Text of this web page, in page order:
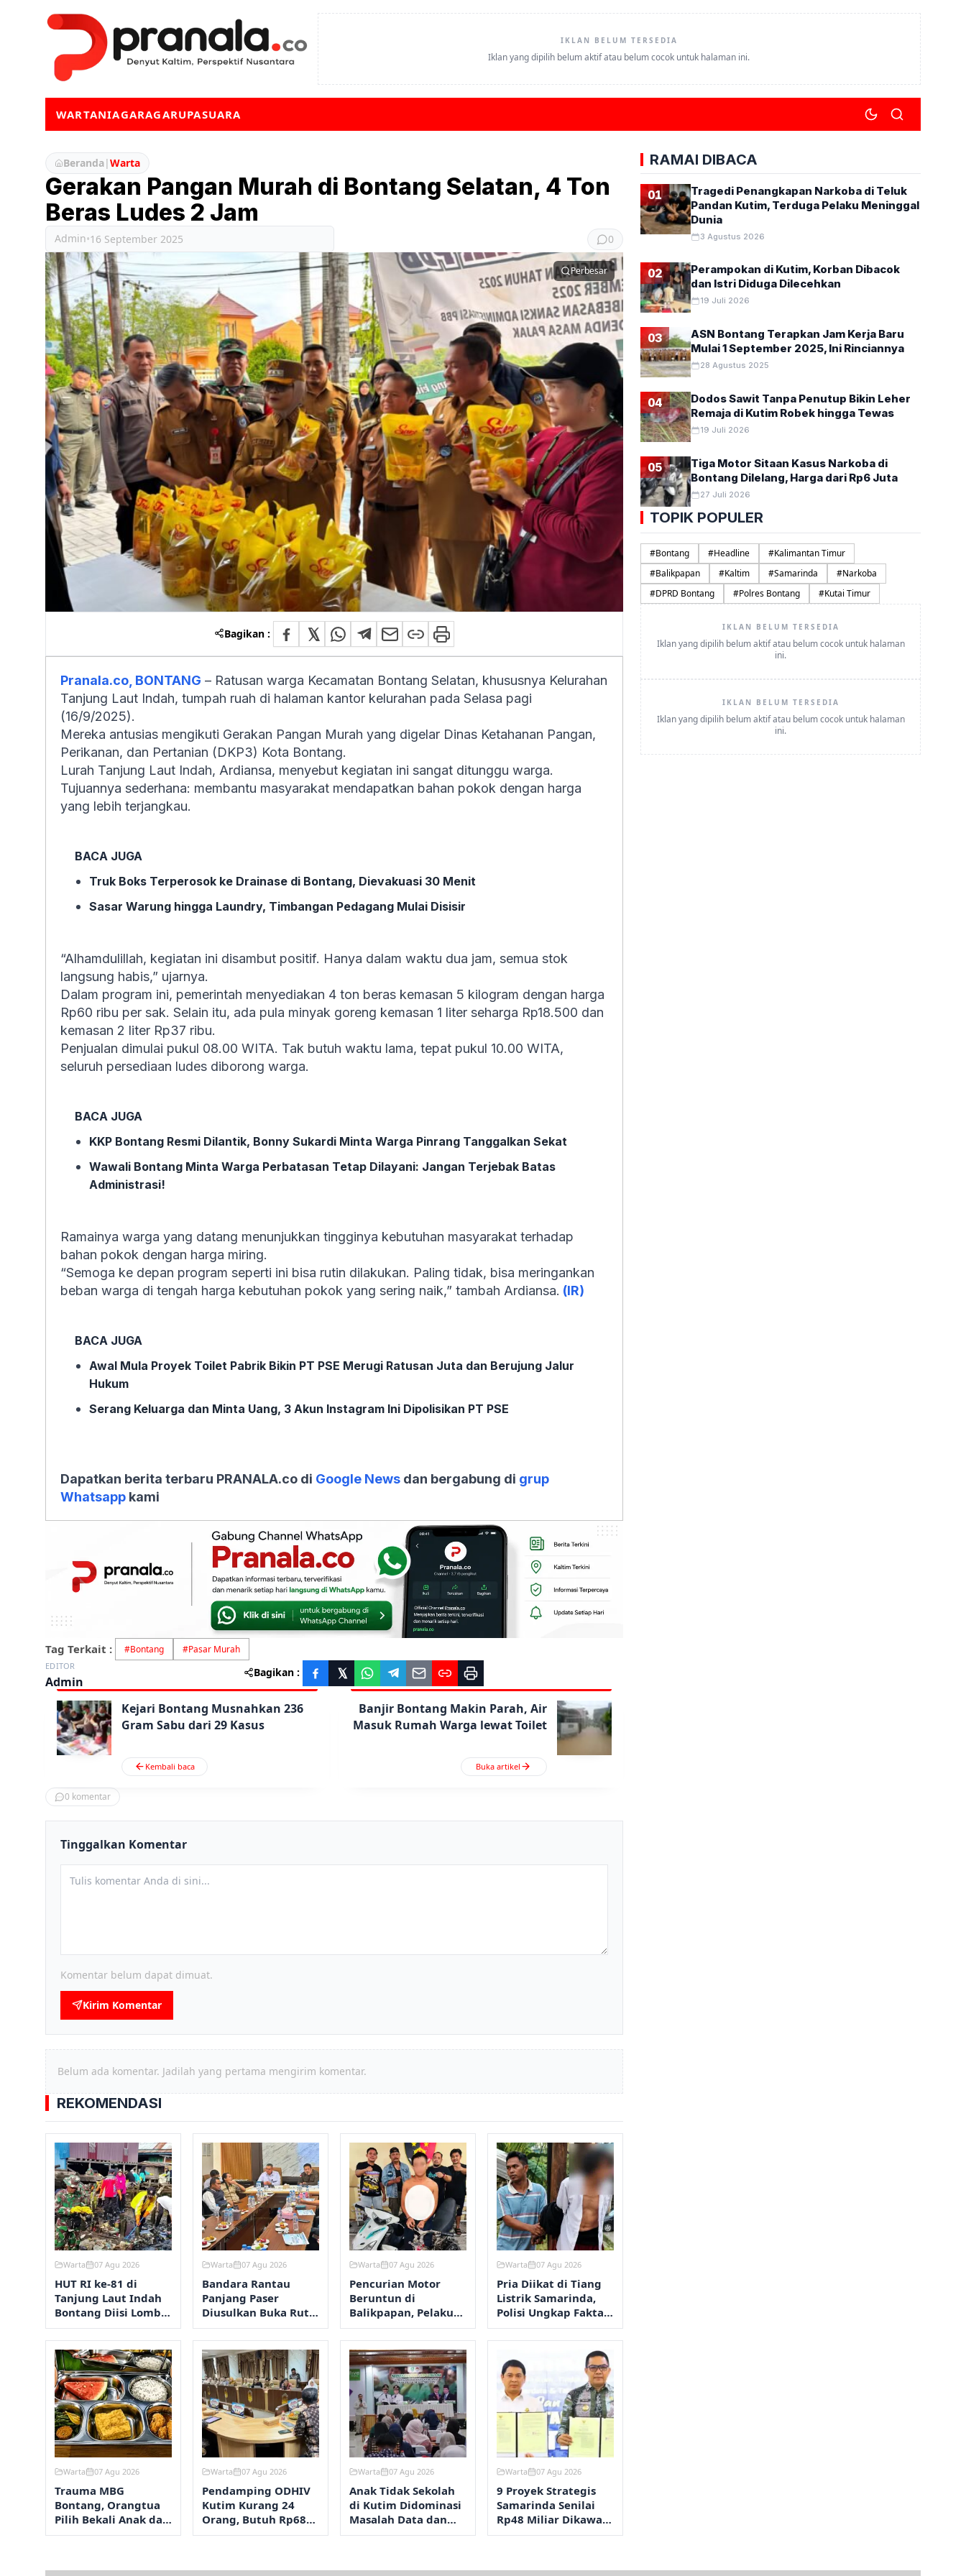
IKLAN BELUM TERSEDIA
Iklan yang dipilih belum aktif atau belum cocok untuk halaman ini.
WARTANIAGARAGARUPASUARA
Beranda|Warta
Gerakan Pangan Murah di Bontang Selatan, 4 Ton
Beras Ludes 2 Jam
Admin•16 September 2025 0
Perbesar
Bagikan :
Pranala.co, BONTANG – Ratusan warga Kecamatan Bontang Selatan, khususnya Kelurahan
Tanjung Laut Indah, tumpah ruah di halaman kantor kelurahan pada Selasa pagi
(16/9/2025).
Mereka antusias mengikuti Gerakan Pangan Murah yang digelar Dinas Ketahanan Pangan,
Perikanan, dan Pertanian (DKP3) Kota Bontang.
Lurah Tanjung Laut Indah, Ardiansa, menyebut kegiatan ini sangat ditunggu warga.
Tujuannya sederhana: membantu masyarakat mendapatkan bahan pokok dengan harga
yang lebih terjangkau.
BACA JUGA
Truk Boks Terperosok ke Drainase di Bontang, Dievakuasi 30 Menit
Sasar Warung hingga Laundry, Timbangan Pedagang Mulai Disisir
“Alhamdulillah, kegiatan ini disambut positif. Hanya dalam waktu dua jam, semua stok
langsung habis,” ujarnya.
Dalam program ini, pemerintah menyediakan 4 ton beras kemasan 5 kilogram dengan harga
Rp60 ribu per sak. Selain itu, ada pula minyak goreng kemasan 1 liter seharga Rp18.500 dan
kemasan 2 liter Rp37 ribu.
Penjualan dimulai pukul 08.00 WITA. Tak butuh waktu lama, tepat pukul 10.00 WITA,
seluruh persediaan ludes diborong warga.
BACA JUGA
KKP Bontang Resmi Dilantik, Bonny Sukardi Minta Warga Pinrang Tanggalkan Sekat
Wawali Bontang Minta Warga Perbatasan Tetap Dilayani: Jangan Terjebak Batas
Administrasi!
Ramainya warga yang datang menunjukkan tingginya kebutuhan masyarakat terhadap
bahan pokok dengan harga miring.
“Semoga ke depan program seperti ini bisa rutin dilakukan. Paling tidak, bisa meringankan
beban warga di tengah harga kebutuhan pokok yang sering naik,” tambah Ardiansa. (IR)
BACA JUGA
Awal Mula Proyek Toilet Pabrik Bikin PT PSE Merugi Ratusan Juta dan Berujung Jalur
Hukum
Serang Keluarga dan Minta Uang, 3 Akun Instagram Ini Dipolisikan PT PSE
Dapatkan berita terbaru PRANALA.co di Google News dan bergabung di grup
Whatsapp kami
Tag Terkait : #Bontang #Pasar Murah
EDITOR
Admin
Bagikan :
Kejari Bontang Musnahkan 236
Gram Sabu dari 29 Kasus
Kembali baca
Banjir Bontang Makin Parah, Air
Masuk Rumah Warga lewat Toilet
Buka artikel
0 komentar
Tinggalkan Komentar
Komentar belum dapat dimuat.
Kirim Komentar
Belum ada komentar. Jadilah yang pertama mengirim komentar.
REKOMENDASI
Warta 07 Agu 2026
HUT RI ke-81 di
Tanjung Laut Indah
Bontang Diisi Lomba
RT Terbersih hingga
Fashion Show
Warta 07 Agu 2026
Bandara Rantau
Panjang Paser
Diusulkan Buka Rute
Perintis ke
Samarinda pada
2027
Warta 07 Agu 2026
Pencurian Motor
Beruntun di
Balikpapan, Pelaku
Beraksi Dua Kali
dalam Lima Hari
Warta 07 Agu 2026
Pria Diikat di Tiang
Listrik Samarinda,
Polisi Ungkap Fakta
Sebenarnya
Warta 07 Agu 2026
Trauma MBG
Bontang, Orangtua
Pilih Bekali Anak dari
Rumah
Warta 07 Agu 2026
Pendamping ODHIV
Kutim Kurang 24
Orang, Butuh Rp680
Juta per Tahun
Warta 07 Agu 2026
Anak Tidak Sekolah
di Kutim Didominasi
Masalah Data dan
Migrasi Penduduk
Warta 07 Agu 2026
9 Proyek Strategis
Samarinda Senilai
Rp48 Miliar Dikawal
Kejari
RAMAI DIBACA
01
Tragedi Penangkapan Narkoba di Teluk
Pandan Kutim, Terduga Pelaku Meninggal
Dunia
3 Agustus 2026
02
Perampokan di Kutim, Korban Dibacok
dan Istri Diduga Dilecehkan
19 Juli 2026
03
ASN Bontang Terapkan Jam Kerja Baru
Mulai 1 September 2025, Ini Rinciannya
28 Agustus 2025
04
Dodos Sawit Tanpa Penutup Bikin Leher
Remaja di Kutim Robek hingga Tewas
19 Juli 2026
05
Tiga Motor Sitaan Kasus Narkoba di
Bontang Dilelang, Harga dari Rp6 Juta
27 Juli 2026
TOPIK POPULER
#Bontang #Headline #Kalimantan Timur
#Balikpapan #Kaltim #Samarinda #Narkoba
#DPRD Bontang #Polres Bontang #Kutai Timur
IKLAN BELUM TERSEDIA
Iklan yang dipilih belum aktif atau belum cocok untuk halaman
ini.
IKLAN BELUM TERSEDIA
Iklan yang dipilih belum aktif atau belum cocok untuk halaman
ini.